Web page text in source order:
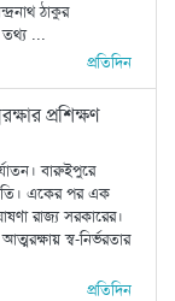
ঠাকুর
তথ্য ...
প্রতিদিন
প্রশিক্ষণ
বারুইপুরে
একের পর এক
রাজ্য সরকারের।
স্ব-নির্ভরতার
প্রতিদিন